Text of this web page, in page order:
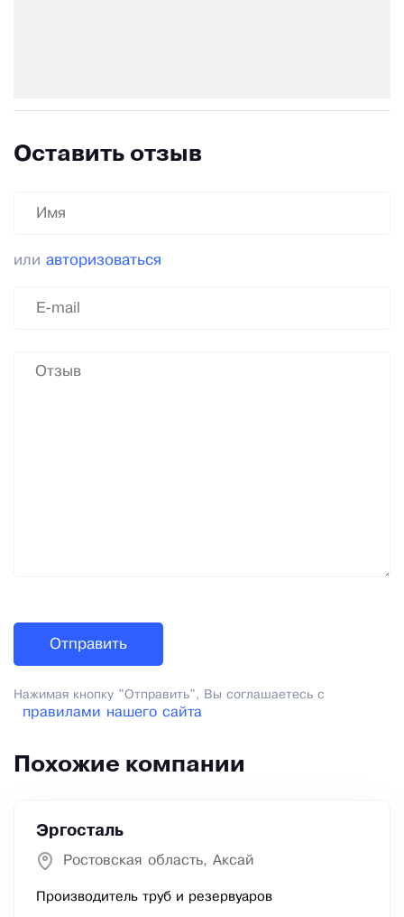
Оставить отзыв
или авторизоваться
Нажимая кнопку "Отправить", Вы соглашаетесь с
правилами нашего сайта
Похожие компании
Эргосталь
Ростовская область, Аксай
Производитель труб и резервуаров